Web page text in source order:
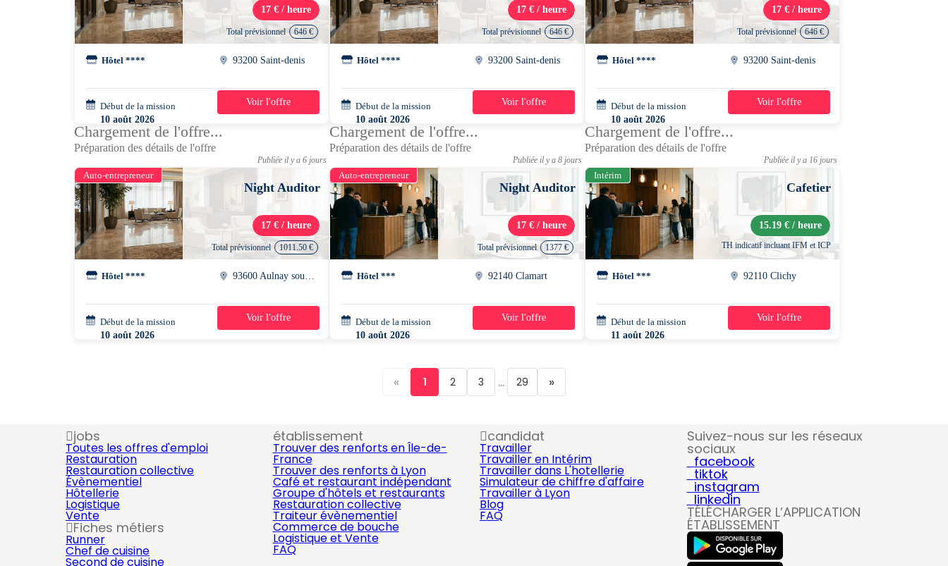
17 € / heure
Total prévisionnel 646 €
Hôtel **** 93200 Saint-denis
Début de la mission
10 août 2026
22h00 - 08h00
4 jours
Voir l'offre
17 € / heure
Total prévisionnel 646 €
Hôtel **** 93200 Saint-denis
Début de la mission
10 août 2026
22h00 - 08h00
4 jours
Voir l'offre
17 € / heure
Total prévisionnel 646 €
Hôtel **** 93200 Saint-denis
Début de la mission
10 août 2026
22h00 - 08h00
4 jours
Voir l'offre
Chargement de l'offre...
Préparation des détails de l'offre
Publiée il y a 6 jours
Auto-entrepreneur
Night Auditor
17 € / heure
Total prévisionnel 1011.50 €
Hôtel ****
Début de la mission
10 août 2026
1 semaine
Voir l'offre
Chargement de l'offre...
Préparation des détails de l'offre
Publiée il y a 8 jours
Auto-entrepreneur
Night Auditor
17 € / heure
Total prévisionnel 1377 €
Hôtel *** 92140 Clamart
Début de la mission
10 août 2026
3 semaines
Voir l'offre
Chargement de l'offre...
Préparation des détails de l'offre
Publiée il y a 16 jours
Intérim
Cafetier
15.19 € / heure
TH indicatif incluant IFM et ICP
Hôtel *** 92110 Clichy
Début de la mission
11 août 2026
1 jour
Voir l'offre
« 1 2 3 ... 29 »
jobs
Toutes les offres d'emploi
Restauration
Restauration collective
Évènementiel
Hôtellerie
Logistique
Vente
Fiches métiers
Runner
Chef de cuisine
Second de cuisine
établissement
Trouver des renforts en Île-de-
France
Trouver des renforts à Lyon
Café et restaurant indépendant
Groupe d'hôtels et restaurants
Restauration collective
Traiteur évènementiel
Commerce de bouche
Logistique et Vente
FAQ
candidat
Travailler
Travailler en Intérim
Travailler dans L'hotellerie
Simulateur de chiffre d'affaire
Travailler à Lyon
Blog
FAQ
Suivez-nous sur les réseaux
sociaux
facebook
tiktok
instagram
linkedin
TÉLÉCHARGER L’APPLICATION
ÉTABLISSEMENT